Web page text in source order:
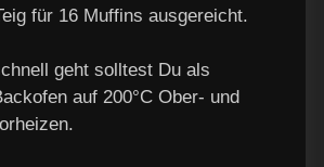
für 16 Muffins ausgereicht.
geht solltest Du als
auf 200°C Ober- und